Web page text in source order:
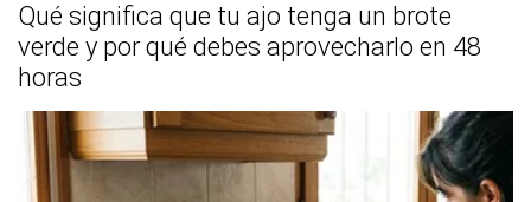
Qué significa que tu ajo tenga un brote
verde y por qué debes aprovecharlo en 48
horas